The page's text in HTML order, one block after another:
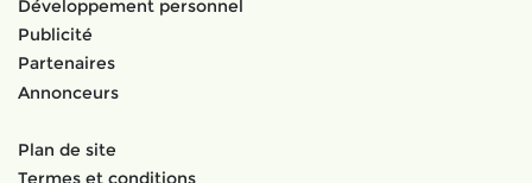
Développement personnel
Publicité
Partenaires
Annonceurs
Plan de site
Termes et conditions